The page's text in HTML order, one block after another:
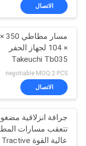
NEWS
خريطة
الموقع
PRIVACY
POLICY
تتبع
منصات
53
الاتصال
× 104 لجهاز الحفر
Takeuchi Tb035
negotiable MOQ:2 PCS
الاتصال
جرافة انزلاقية
تتعقب مسارات
عالية القوة Tractive